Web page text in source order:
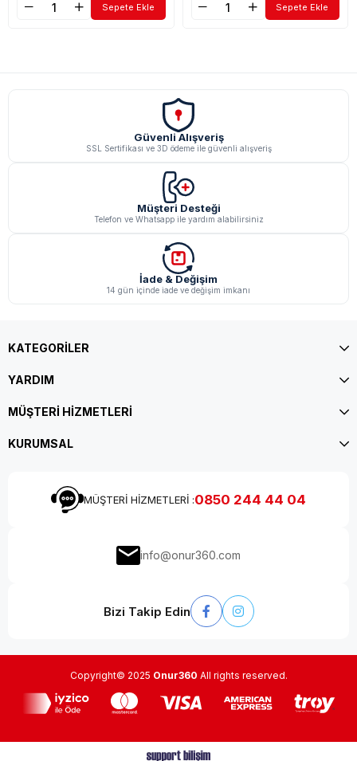
Sepete Ekle Sepete Ekle
Güvenli Alışveriş
SSL Sertifikası ve 3D ödeme ile güvenli alışveriş
Müşteri Desteği
Telefon ve Whatsapp ile yardım alabilirsiniz
İade & Değişim
14 gün içinde iade ve değişim imkanı
KATEGORİLER
YARDIM
MÜŞTERİ HİZMETLERİ
KURUMSAL
MÜŞTERİ HİZMETLERİ :0850 244 44 04
info@onur360.com
Bizi Takip Edin
Copyright© 2025 Onur360 All rights reserved.